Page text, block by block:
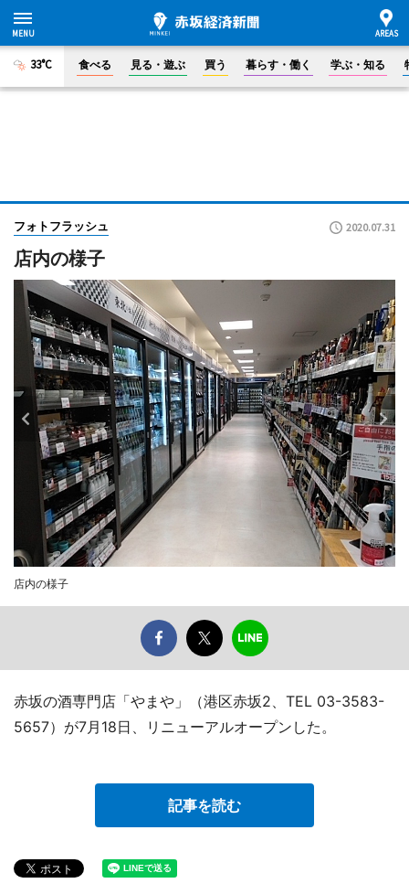
33°C 食べる 見る・遊ぶ 買う 暮らす・働く 学ぶ・知る
フォトフラッシュ 2020.07.31
店内の様子
店内の様子
赤坂の酒専門店「やまや」（港区赤坂2、TEL 03-3583-
5657）が7月18日、リニューアルオープンした。
記事を読む